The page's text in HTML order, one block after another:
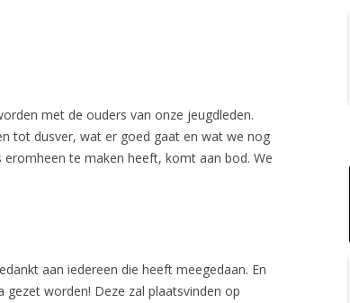
met de ouders van onze jeugdleden.
tot dusver, wat er goed gaat en wat we nog
te maken heeft, komt aan bod. We
aan iedereen die heeft meegedaan. En
gezet worden! Deze zal plaatsvinden op